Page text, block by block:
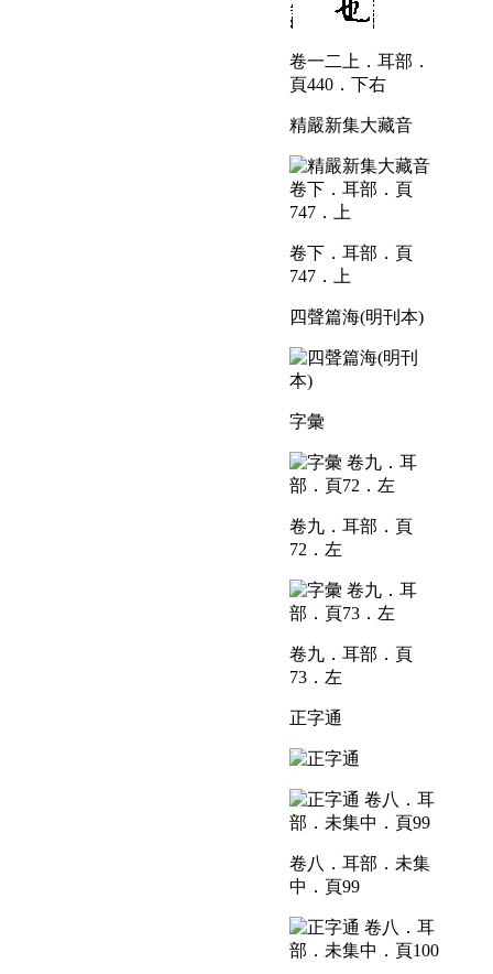
卷一二上．耳部．
頁440．下右
精嚴新集大藏音
卷下．耳部．頁
747．上
四聲篇海(明刊本)
字彙
卷九．耳部．頁
72．左
卷九．耳部．頁
73．左
正字通
卷八．耳部．未集
中．頁99